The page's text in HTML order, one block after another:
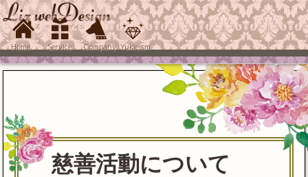
Home Service Company Yukieism
慈善活動について